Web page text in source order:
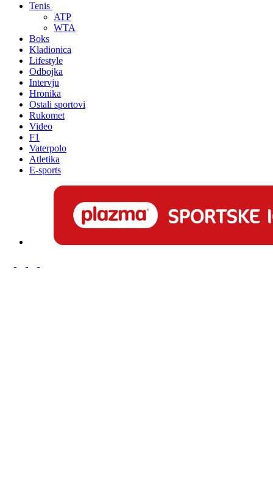
Tenis
ATP
WTA
Boks
Kladionica
Lifestyle
Odbojka
Intervju
Hronika
Ostali sportovi
Rukomet
Video
F1
Vaterpolo
Atletika
E-sports